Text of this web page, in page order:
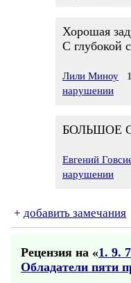
Хорошая
С глубокой
Лили Миноу
нарушении
БОЛЬШОЕ
Евгений
нарушении
+ добавить замечания
Рецензия на «1. 9.
Обладатели пяти